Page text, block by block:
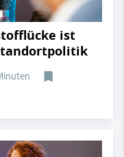
ist